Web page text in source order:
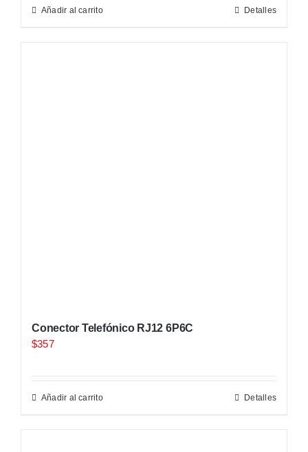
Añadir al carrito Detalles
Conector Telefónico RJ12 6P6C
$357
Añadir al carrito Detalles